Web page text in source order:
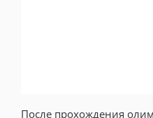
После прохождения